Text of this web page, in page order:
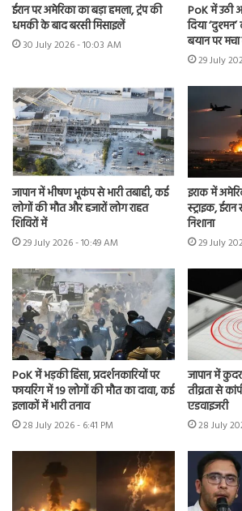
ईरान पर अमेरिका का बड़ा हमला, ट्रंप की
धमकी के बाद बरसी मिसाइलें
30 July 2026 - 10:03 AM
PoK में उठी
दिया
बयान पर
29 July
जापान में भीषण भूकंप से भारी तबाही, कई
लोगों की मौत और हजारों लोग राहत
शिविरों में
29 July 2026 - 10:49 AM
इराक में
स्ट्राइक,
निशाना
29 July
PoK में भड़की हिंसा, प्रदर्शनकारियों पर
फायरिंग में 19 लोगों की मौत का दावा, कई
इलाकों में भारी तनाव
28 July 2026 - 6:41 PM
जापान में
तीव्रता से
एडवाइजरी
28 July